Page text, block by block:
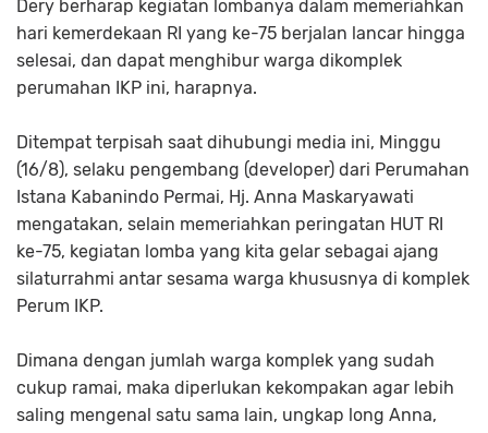
Dery berharap kegiatan lombanya dalam memeriahkan
hari kemerdekaan RI yang ke-75 berjalan lancar hingga
selesai, dan dapat menghibur warga dikomplek
perumahan IKP ini, harapnya.
Ditempat terpisah saat dihubungi media ini, Minggu
(16/8), selaku pengembang (developer) dari Perumahan
Istana Kabanindo Permai, Hj. Anna Maskaryawati
mengatakan, selain memeriahkan peringatan HUT RI
ke-75, kegiatan lomba yang kita gelar sebagai ajang
silaturrahmi antar sesama warga khususnya di komplek
Perum IKP.
Dimana dengan jumlah warga komplek yang sudah
cukup ramai, maka diperlukan kekompakan agar lebih
saling mengenal satu sama lain, ungkap long Anna,